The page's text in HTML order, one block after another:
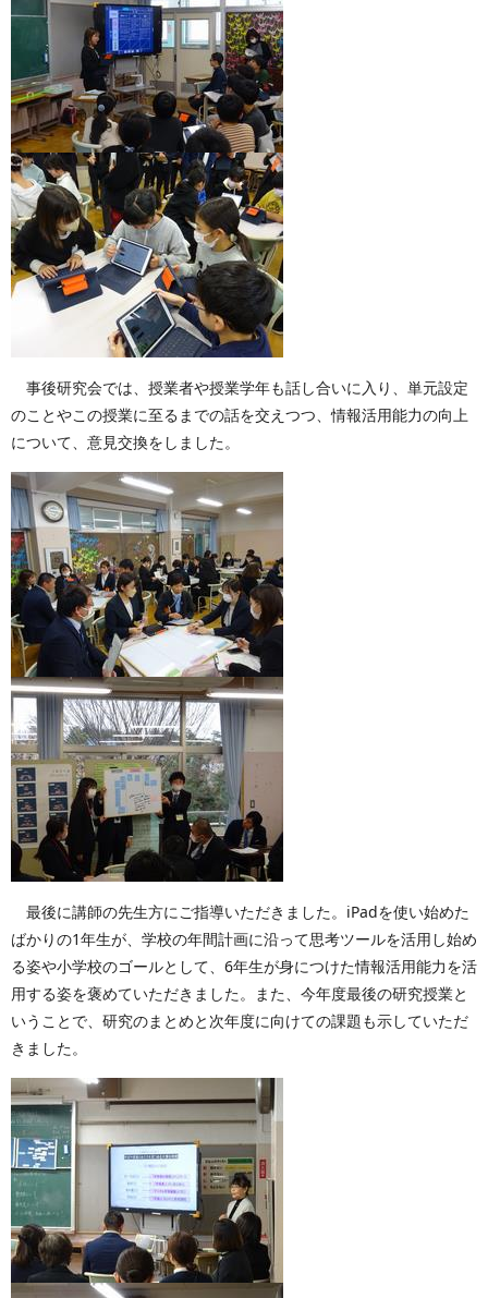
事後研究会では、授業者や授業学年も話し合いに入り、単元設定
のことやこの授業に至るまでの話を交えつつ、情報活用能力の向上
について、意見交換をしました。
最後に講師の先生方にご指導いただきました。iPadを使い始めた
ばかりの1年生が、学校の年間計画に沿って思考ツールを活用し始め
る姿や小学校のゴールとして、6年生が身につけた情報活用能力を活
用する姿を褒めていただきました。また、今年度最後の研究授業と
いうことで、研究のまとめと次年度に向けての課題も示していただ
きました。